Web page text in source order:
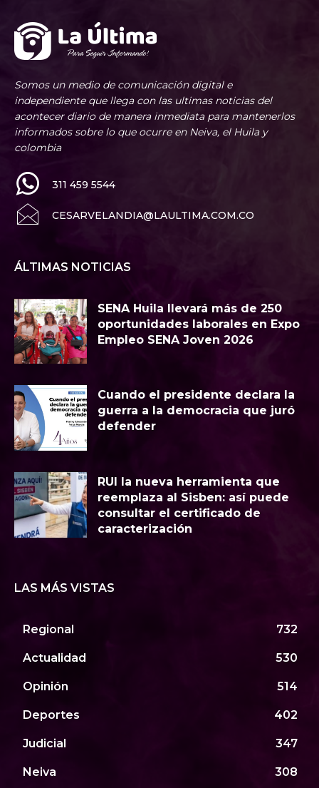
Somos un medio de comunicación digital e
independiente que llega con las ultimas noticias del
acontecer diario de manera inmediata para mantenerlos
informados sobre lo que ocurre en Neiva, el Huila y
colombia
311 459 5544
CESARVELANDIA@LAULTIMA.COM.CO
ÁLTIMAS NOTICIAS
SENA Huila llevará más de 250
oportunidades laborales en Expo
Empleo SENA Joven 2026
Cuando el presidente declara la
guerra a la democracia que juró
defender
RUI la nueva herramienta que
reemplaza al Sisben: así puede
consultar el certificado de
caracterización
LAS MÁS VISTAS
Regional 732
Actualidad 530
Opinión 514
Deportes 402
Judicial 347
Neiva 308